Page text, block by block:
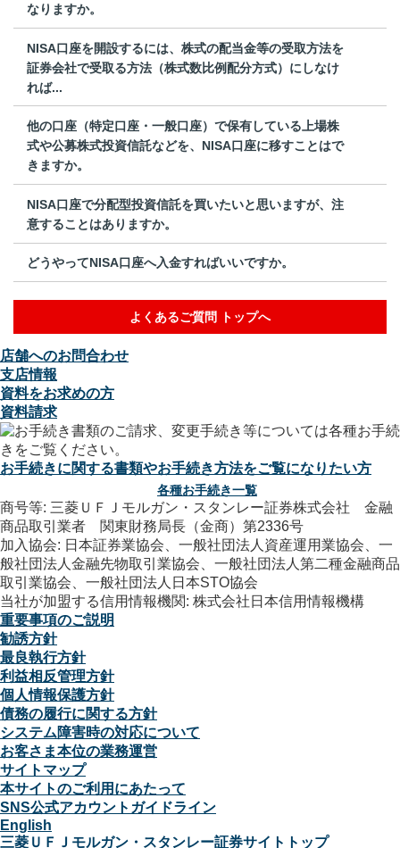
なりますか。
NISA口座を開設するには、株式の配当金等の受取方法を
証券会社で受取る方法（株式数比例配分方式）にしなけ
れば...
他の口座（特定口座・一般口座）で保有している上場株
式や公募株式投資信託などを、NISA口座に移すことはで
きますか。
NISA口座で分配型投資信託を買いたいと思いますが、注
意することはありますか。
どうやってNISA口座へ入金すればいいですか。
よくあるご質問 トップへ
店舗へのお問合わせ
支店情報
資料をお求めの方
資料請求
お手続きに関する書類やお手続き方法をご覧になりたい方
各種お手続き一覧
商号等: 三菱ＵＦＪモルガン・スタンレー証券株式会社 金融
商品取引業者 関東財務局長（金商）第2336号
加入協会: 日本証券業協会、一般社団法人資産運用業協会、一
般社団法人金融先物取引業協会、一般社団法人第二種金融商品
取引業協会、一般社団法人日本STO協会
当社が加盟する信用情報機関: 株式会社日本信用情報機構
重要事項のご説明
勧誘方針
最良執行方針
利益相反管理方針
個人情報保護方針
債務の履行に関する方針
システム障害時の対応について
お客さま本位の業務運営
サイトマップ
本サイトのご利用にあたって
SNS公式アカウントガイドライン
English
三菱ＵＦＪモルガン・スタンレー証券サイトトップ